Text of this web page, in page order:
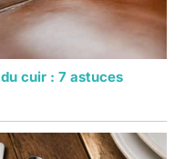
cuir : 7 astuces